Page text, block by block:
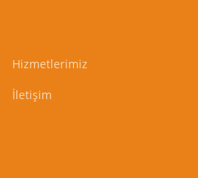
Hizmetlerimiz
İletişim